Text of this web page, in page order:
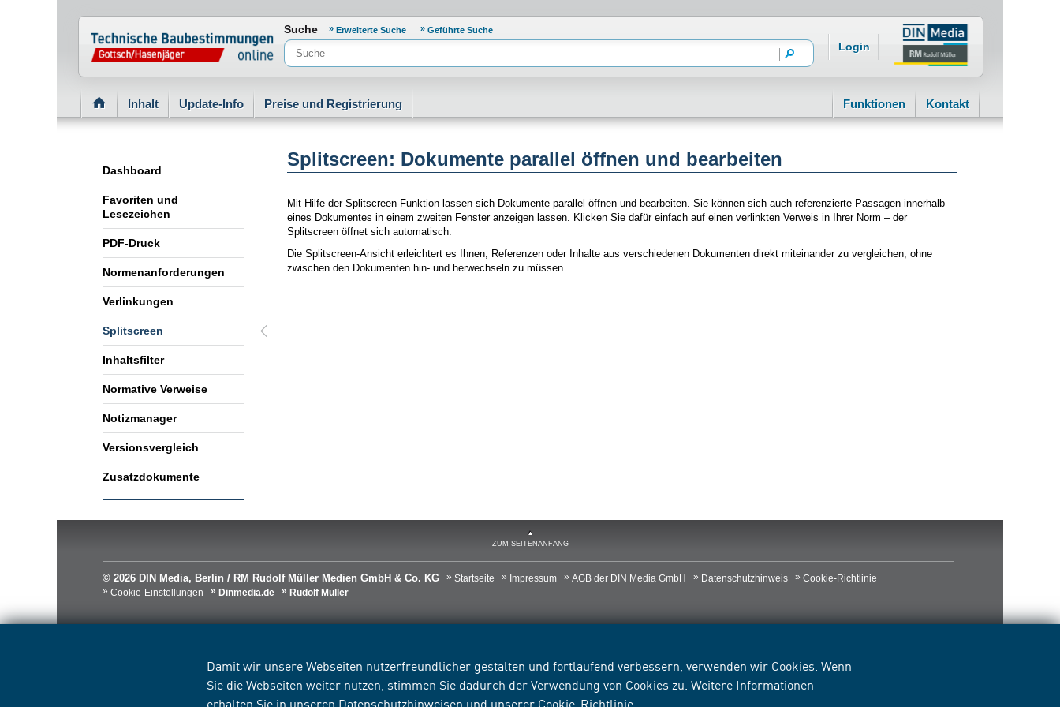
Damit wir unsere Webseiten nutzerfreundlicher gestalten und fortlaufend verbessern, verwenden wir Cookies. Wenn
Sie die Webseiten weiter nutzen, stimmen Sie dadurch der Verwendung von Cookies zu. Weitere Informationen
erhalten Sie in unseren Datenschutzhinweisen und unserer Cookie-Richtlinie
Normenportal Barrierefreiheit
Suche Erweiterte Suche Geführte Suche
Login
Inhalt Update-Info Preise und Registrierung Funktionen Kontakt
Dashboard
Favoriten und
Lesezeichen
PDF-Druck
Normenanforderungen
Verlinkungen
Splitscreen
Inhaltsfilter
Normative Verweise
Notizmanager
Versionsvergleich
Zusatzdokumente
Splitscreen: Dokumente parallel öffnen und bearbeiten
Mit Hilfe der Splitscreen-Funktion lassen sich Dokumente parallel öffnen und bearbeiten. Sie können sich auch referenzierte Passagen innerhalb
eines Dokumentes in einem zweiten Fenster anzeigen lassen. Klicken Sie dafür einfach auf einen verlinkten Verweis in Ihrer Norm – der
Splitscreen öffnet sich automatisch.
Die Splitscreen-Ansicht erleichtert es Ihnen, Referenzen oder Inhalte aus verschiedenen Dokumenten direkt miteinander zu vergleichen, ohne
zwischen den Dokumenten hin- und herwechseln zu müssen.
ZUM SEITENANFANG
© 2026 DIN Media, Berlin / RM Rudolf Müller Medien GmbH & Co. KG Startseite Impressum AGB der DIN Media GmbH Datenschutzhinweis
Cookie-Richtlinie
Cookie-Einstellungen
Dinmedia.de Rudolf Müller